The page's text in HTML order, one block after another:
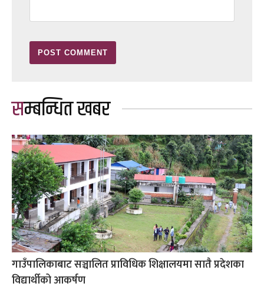
सम्बन्धित खबर
गाउँपालिकाबाट सञ्चालित प्राविधिक शिक्षालयमा सातै प्रदेशका
विद्यार्थीको आकर्षण